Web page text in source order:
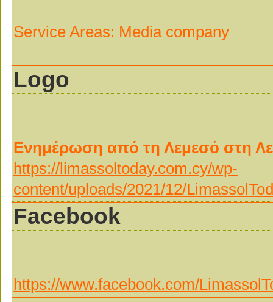
Service Areas: Media company
Logo
Ενημέρωση από τη Λεμεσό στη
https://limassoltoday.com.cy/wp-
content/uploads/2021/12/
Facebook
https://www.facebook.com/